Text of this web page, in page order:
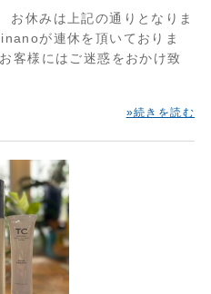
お休みは上記の通りとなりま
が連休を頂いておりま
客様にはご迷惑をおかけ致
»続きを読む